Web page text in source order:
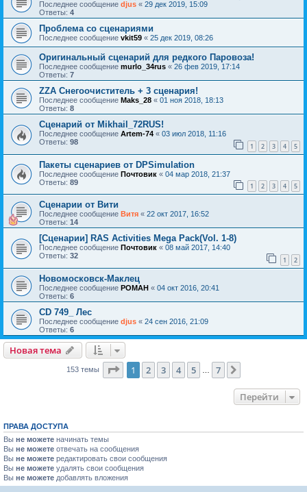
Последнее сообщение djus « 29 дек 2019, 15:09
Ответы: 4
Проблема со сценариями
Последнее сообщение vkit59 « 25 дек 2019, 08:26
Оригинальный сценарий для редкого Паровоза!
Последнее сообщение murlo_34rus « 26 фев 2019, 17:14
Ответы: 7
ZZA Снегоочиститель + 3 сценария!
Последнее сообщение Maks_28 « 01 ноя 2018, 18:13
Ответы: 8
Сценарий от Mikhail_72RUS!
Последнее сообщение Artem-74 « 03 июл 2018, 11:16
Ответы: 98 1 2 3 4 5
Пакеты сценариев от DPSimulation
Последнее сообщение Почтовик « 04 мар 2018, 21:37
Ответы: 89 1 2 3 4 5
Сценарии от Вити
Последнее сообщение Витя « 22 окт 2017, 16:52
Ответы: 14
[Сценарии] RAS Activities Mega Pack(Vol. 1-8)
Последнее сообщение Почтовик « 08 май 2017, 14:40
Ответы: 32 1 2
Новомосковск-Маклец
Последнее сообщение POMAH « 04 окт 2016, 20:41
Ответы: 6
CD 749_ Лес
Последнее сообщение djus « 24 сен 2016, 21:09
Ответы: 6
Новая тема
153 темы Страница из
1 2 3 4 5 7
Перейти
ПРАВА ДОСТУПА
Вы не можете начинать темы
Вы не можете отвечать на сообщения
Вы не можете редактировать свои сообщения
Вы не можете удалять свои сообщения
Вы не можете добавлять вложения